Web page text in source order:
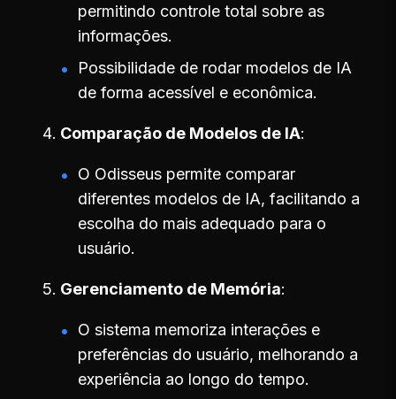
permitindo controle total sobre as
informações.
Possibilidade de rodar modelos de IA
de forma acessível e econômica.
Comparação de Modelos de IA
O Odisseus permite comparar
diferentes modelos de IA, facilitando a
escolha do mais adequado para o
usuário.
Gerenciamento de Memória
O sistema memoriza interações e
preferências do usuário, melhorando a
experiência ao longo do tempo.